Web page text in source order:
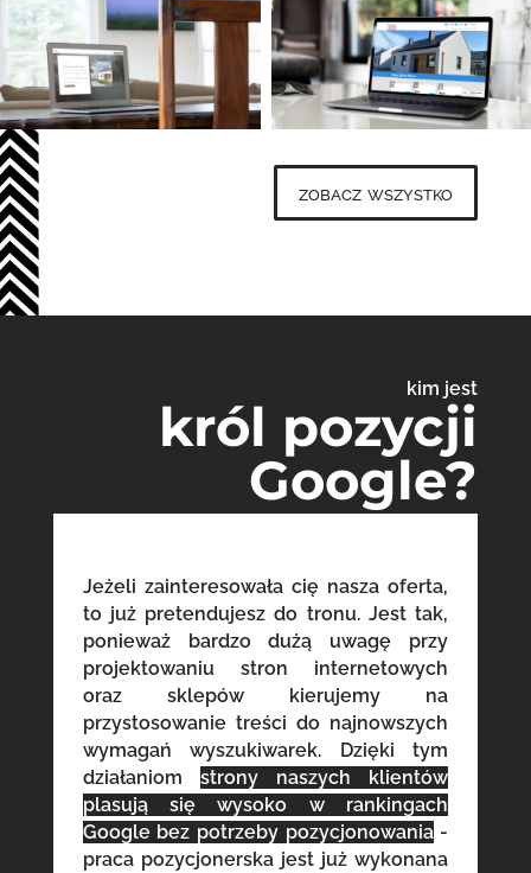
zobacz wszystko
kim jest
król pozycji
Google?
Jeżeli zainteresowała cię nasza oferta,
to już pretendujesz do tronu. Jest tak,
ponieważ bardzo dużą uwagę przy
projektowaniu stron internetowych
oraz sklepów kierujemy na
przystosowanie treści do najnowszych
wymagań wyszukiwarek. Dzięki tym
działaniom strony naszych klientów
plasują się wysoko w rankingach
Google bez potrzeby pozycjonowania-
praca pozycjonerska jest już wykonana